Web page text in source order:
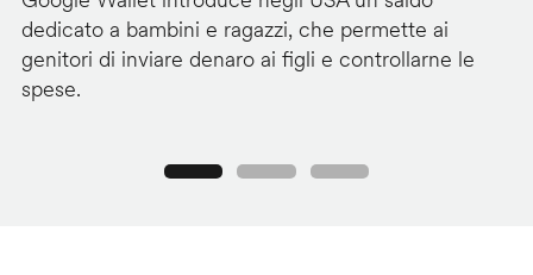
dedicato a bambini e ragazzi, che permette ai
genitori di inviare denaro ai figli e controllarne le
spese.